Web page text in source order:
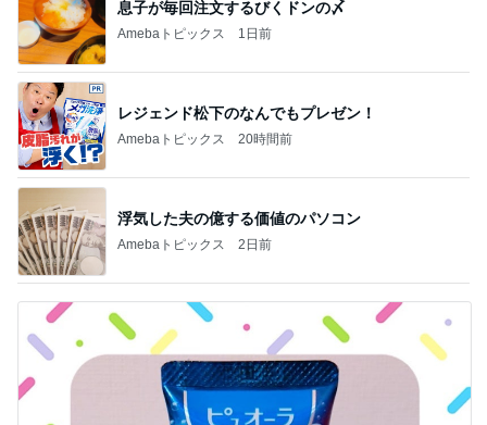
息子が毎回注文するびくドンの〆
Amebaトピックス 1日前
レジェンド松下のなんでもプレゼン！
Amebaトピックス 20時間前
浮気した夫の億する価値のパソコン
Amebaトピックス 2日前